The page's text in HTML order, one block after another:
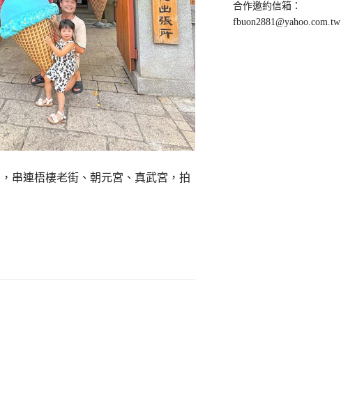
串連梧棲老街、朝元宮、真武宮，拍
合作邀約信箱：
fbuon2881@yahoo.com.tw